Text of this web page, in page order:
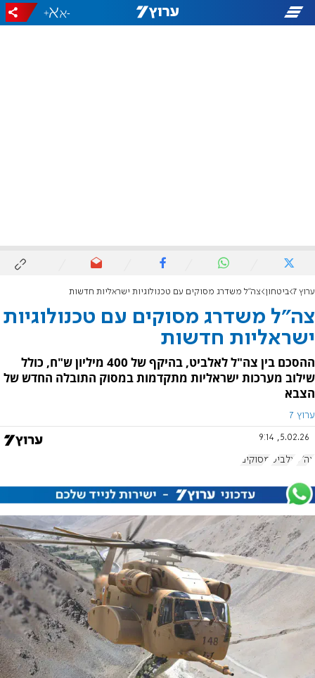
-
+
ערוץ 7 ביטחון צה"ל משדרג מסוקים עם טכנולוגיות ישראליות חדשות
צה"ל משדרג מסוקים עם טכנולוגיות
ישראליות חדשות
ההסכם בין צה"ל לאלביט, בהיקף של 400 מיליון ש"ח, כולל
שילוב מערכות ישראליות מתקדמות במסוק התובלה החדש של
הצבא
ערוץ 7
5.02.26, 9:14
צה"ל אלביט מסוקים